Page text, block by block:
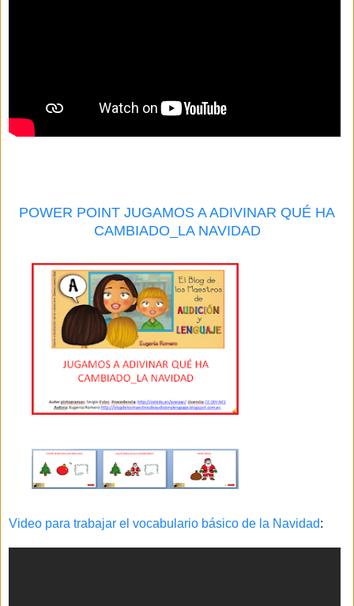
POWER POINT JUGAMOS A ADIVINAR QUÉ HA
CAMBIADO_LA NAVIDAD
Video para trabajar el vocabulario básico de la Navidad: